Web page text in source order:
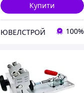
Купити
ЮВЕЛСТРОЙ 100%